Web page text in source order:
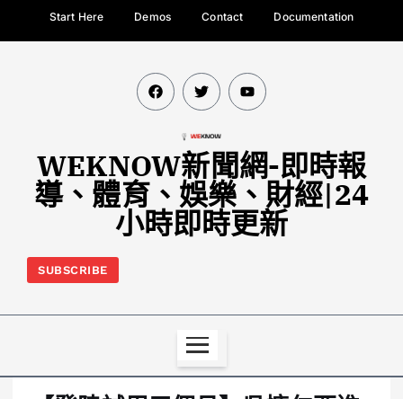
Start Here Demos Contact Documentation
WEKNOW新聞網-即時報
導、體育、娛樂、財經|24
小時即時更新
SUBSCRIBE